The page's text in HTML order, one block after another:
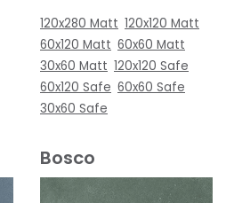
120x280 Matt 120x120 Matt
60x120 Matt 60x60 Matt
30x60 Matt 120x120 Safe
60x120 Safe 60x60 Safe
30x60 Safe
Bosco